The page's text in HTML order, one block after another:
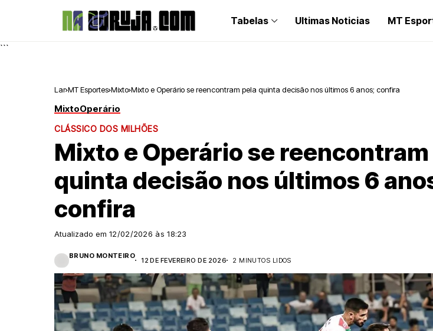
Tabelas Ultimas Noticias MT
```
Lar MT Esportes Mixto Mixto e Operário se reencontram pela quinta decisão nos últimos 6 anos; confira
MixtoOperário
CLÁSSICO DOS MILHÕES
Mixto e Operário se reencontram
quinta decisão nos últimos 6
confira
Atualizado em 12/02/2026 às 18:23
BRUNO MONTEIRO
12 DE FEVEREIRO DE 2026 2 MINUTOS LIDOS